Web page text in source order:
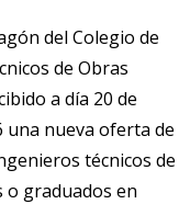
del Colegio de
de Obras
a día 20 de
una nueva oferta de
técnicos de
o graduados en